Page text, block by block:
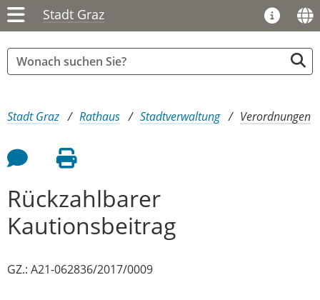
Stadt Graz
Sie sind hier:
Stadt Graz Rathaus Stadtverwaltung Verordnungen
Feedback an Autor
Seite drucken
Rückzahlbarer
Kautionsbeitrag
GZ.: A21-062836/2017/0009